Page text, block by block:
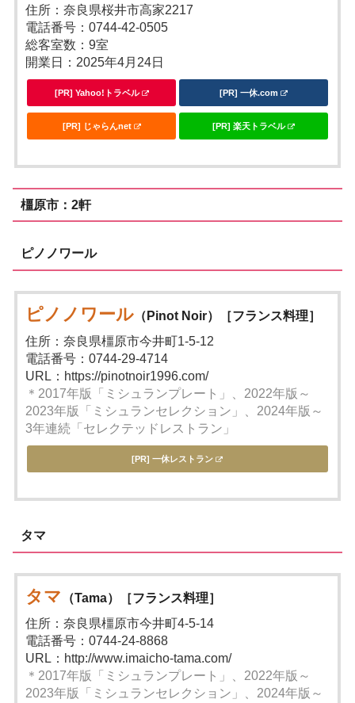
住所：奈良県桜井市高家2217
電話番号：0744-42-0505
総客室数：9室
開業日：2025年4月24日
[PR] Yahoo!トラベル [PR] 一休.com
[PR] じゃらんnet [PR] 楽天トラベル
橿原市：2軒
ピノノワール
ピノノワール （Pinot Noir）［フランス料理］
住所：奈良県橿原市今井町1-5-12
電話番号：0744-29-4714
URL：https://pinotnoir1996.com/
＊2017年版「ミシュランプレート」、2022年版～
2023年版「ミシュランセレクション」、2024年版～
3年連続「セレクテッドレストラン」
[PR] 一休レストラン
タマ
タマ
（Tama）［フランス料理］
住所：奈良県橿原市今井町4-5-14
電話番号：0744-24-8868
URL：http://www.imaicho-tama.com/
＊2017年版「ミシュランプレート」、2022年版～
2023年版「ミシュランセレクション」、2024年版～